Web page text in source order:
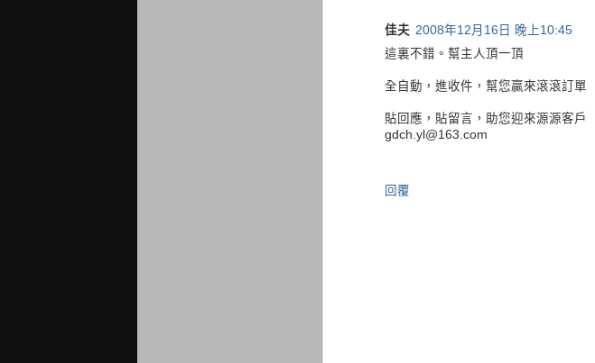
佳夫 2008年12月16日 晚上10:45
這裏不錯。幫主人頂一頂
全自動，進收件，幫您贏來滾滾訂單
貼回應，貼留言，助您迎來源源客戶
gdch.yl@163.com
回覆